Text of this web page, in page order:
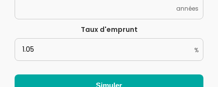
années
Taux d'emprunt
%
Simuler